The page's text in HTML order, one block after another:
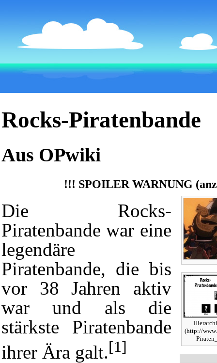
Rocks-Piratenbande
Aus OPwiki
!!! SPOILER WARNUNG
Die Rocks-
Piratenbande war eine
legendäre
Piratenbande, die bis
vor 38 Jahren aktiv
war und als die
stärkste Piratenbande
ihrer Ära galt.[1]